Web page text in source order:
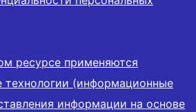
ресурсе применяются
технологии (информационные
информации на основе